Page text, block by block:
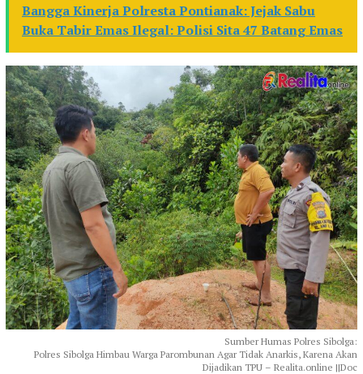
Bangga Kinerja Polresta Pontianak: Jejak Sabu
Buka Tabir Emas Ilegal: Polisi Sita 47 Batang Emas
Sumber Humas Polres Sibolga:
Polres Sibolga Himbau Warga Parombunan Agar Tidak Anarkis, Karena Akan
Dijadikan TPU – Realita.online ||Doc